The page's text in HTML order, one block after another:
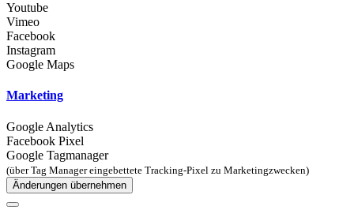
Youtube
Vimeo
Facebook
Instagram
Google Maps
Marketing
Google Analytics
Facebook Pixel
Google Tagmanager
(über Tag Manager eingebettete Tracking-Pixel zu Marketingzwecken)
Änderungen übernehmen